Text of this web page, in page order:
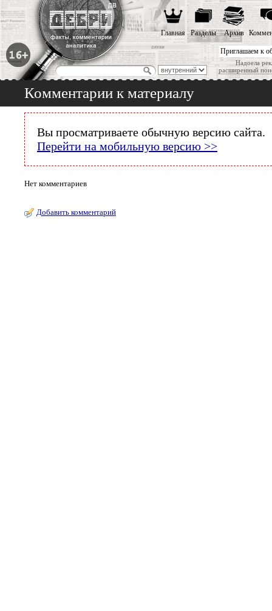
Приглашаем к
Надоела
расширенный
Главная Разделы Архив
Комментарии к материалу
Вы просматриваете обычную версию сайта.
Перейти на мобильную версию >>
Нет комментариев
Добавить комментарий